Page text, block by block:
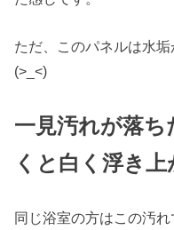
ただ、このパネルは水
(>_<)
一見汚れが落
くと白く浮き上
同じ浴室の方はこの汚